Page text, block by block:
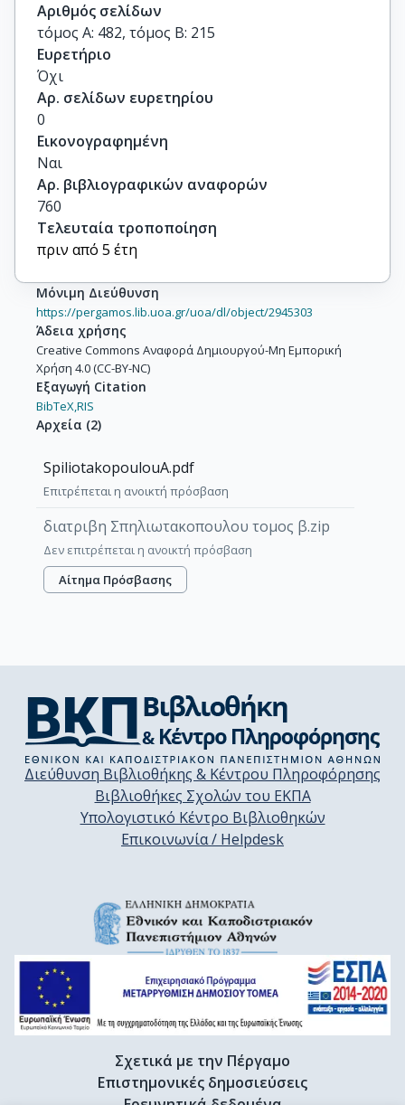
Αριθμός σελίδων
τόμος Α: 482, τόμος Β: 215
Ευρετήριο
Όχι
Αρ. σελίδων ευρετηρίου
0
Εικονογραφημένη
Ναι
Αρ. βιβλιογραφικών αναφορών
760
Τελευταία τροποποίηση
πριν από 5 έτη
Μόνιμη Διεύθυνση
https://pergamos.lib.uoa.gr/uoa/dl/object/2945303
Άδεια χρήσης
Creative Commons Αναφορά Δημιουργού-Μη Εμπορική
Χρήση 4.0 (CC-BY-NC)
Εξαγωγή Citation
BibTeX,RIS
Αρχεία (2)
SpiliotakopoulouA.pdf
Επιτρέπεται η ανοικτή πρόσβαση
διατριβη Σπηλιωτακοπουλου τομος β.zip
Δεν επιτρέπεται η ανοικτή πρόσβαση
Αίτημα Πρόσβασης
Διεύθυνση Βιβλιοθήκης & Κέντρου Πληροφόρησης
Βιβλιοθήκες Σχολών του ΕΚΠΑ
Υπολογιστικό Κέντρο Βιβλιοθηκών
Επικοινωνία / Helpdesk
Σχετικά με την Πέργαμο
Επιστημονικές δημοσιεύσεις